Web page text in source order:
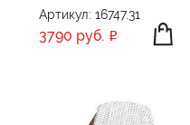
Артикул: 16747.31
3790 руб.